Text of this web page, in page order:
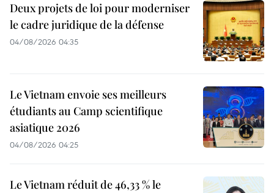
Deux projets de loi pour moderniser
le cadre juridique de la défense
04/08/2026 04:35
Le Vietnam envoie ses meilleurs
étudiants au Camp scientifique
asiatique 2026
04/08/2026 04:25
Le Vietnam réduit de 46,33 % le